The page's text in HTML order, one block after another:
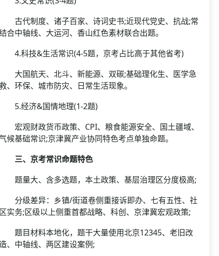
代制度、诸子百家、诗词史书;近现代党史、抗战;常
合中轴线、大运河、香山红色素材联合出题。
科技&生活常识(4-5题，京考占比高于其他省考)
国航天、北斗、新能源、双碳;基础理化生、医学急
、环保、城市防灾、日常生活现象。
经济&国情地理(1-2题)
观财政货币政策、CPI、粮食能源安全、国土疆域、
候基础常识;京津冀产业协同特色考点单独命题。
、京考常识命题特色
量大、含多选题，本土政策、基层治理区分度极高;
级差异：乡镇/街道卷侧重接诉即办、七有五性、社
实务;区级以上侧重首都战略、科创、京津冀宏观政策;
目材料本地化，题干大量使用北京12345、老旧改
、中轴线、两区建设案例;